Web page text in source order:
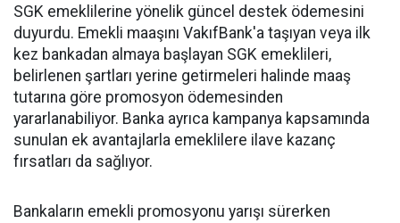
SGK emeklilerine yönelik güncel destek ödemesini
duyurdu. Emekli maaşını VakıfBank'a taşıyan veya ilk
kez bankadan almaya başlayan SGK emeklileri,
belirlenen şartları yerine getirmeleri halinde maaş
tutarına göre promosyon ödemesinden
yararlanabiliyor. Banka ayrıca kampanya kapsamında
sunulan ek avantajlarla emeklilere ilave kazanç
fırsatları da sağlıyor.
Bankaların emekli promosyonu yarışı sürerken